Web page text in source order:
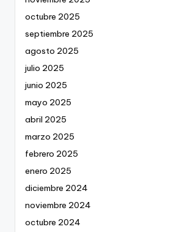
octubre 2025
septiembre 2025
agosto 2025
julio 2025
junio 2025
mayo 2025
abril 2025
marzo 2025
febrero 2025
enero 2025
diciembre 2024
noviembre 2024
octubre 2024